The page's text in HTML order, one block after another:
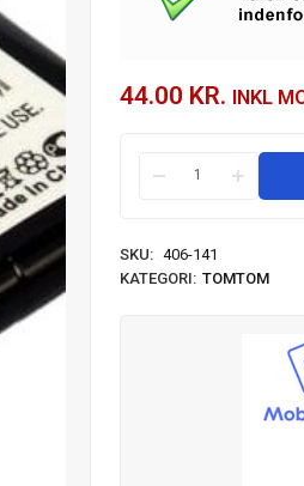
44.00 KR. INKL
SKU: 406-141
KATEGORI: TOMTOM